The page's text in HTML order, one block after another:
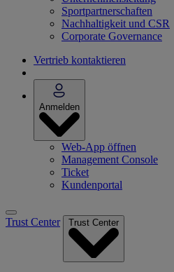
Sportpartnerschaften
Nachhaltigkeit und CSR
Corporate Governance
Vertrieb kontaktieren
Anmelden
Web-App öffnen
Management Console
Ticket
Kundenportal
Trust Center Trust Center